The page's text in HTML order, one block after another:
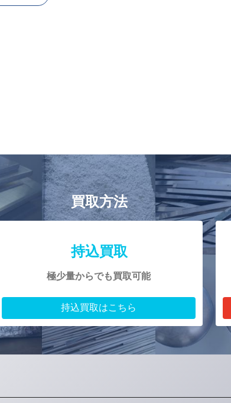
買取方法
持込買取
極少量からでも買取可能
持込買取はこちら